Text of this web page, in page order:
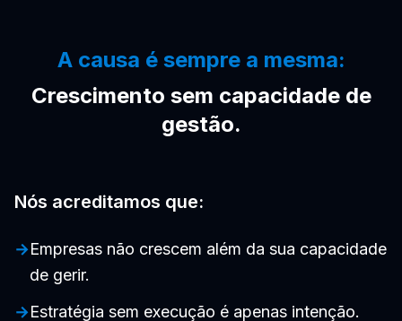
A causa é sempre a mesma:
Crescimento sem capacidade de
gestão.
Nós acreditamos que:
→Empresas não crescem além da sua capacidade
de gerir.
→Estratégia sem execução é apenas intenção.